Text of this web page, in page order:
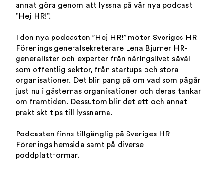
annat göra genom att lyssna på vår nya podcast
”Hej HR!”.
I den nya podcasten ”Hej HR!” möter Sveriges HR
Förenings generalsekreterare Lena Bjurner HR-
generalister och experter från näringslivet såväl
som offentlig sektor, från startups och stora
organisationer. Det blir pang på om vad som pågår
just nu i gästernas organisationer och deras tankar
om framtiden. Dessutom blir det ett och annat
praktiskt tips till lyssnarna.
Podcasten finns tillgänglig på Sveriges HR
Förenings hemsida samt på diverse
poddplattformar.